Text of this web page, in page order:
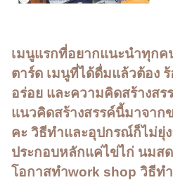
เมนูแรกที่อยากแนะนำทุก
ตาร์ด เมนูที่ได้ดื่มแล้วต้อง
อร่อย และความคิดสร้างสร
แนวคิดสร้างสรรค์นี้มาจาก
คะ วิธีทำและอุปกรณ์ก็ไม่ยุ่ง
ประกอบหลักแค่ไข่ไก่ นมสด
โอกาสทำwork shop วิธีท